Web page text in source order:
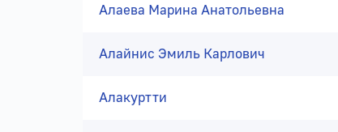
Алаева Марина Анатольевна
Алайнис Эмиль Карлович
Алакуртти